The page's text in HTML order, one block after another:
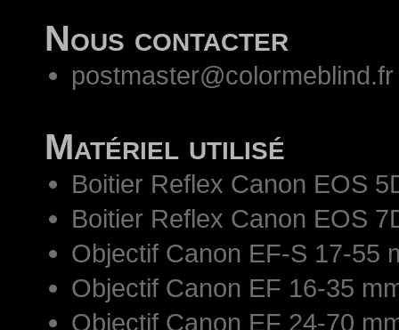
Nous contacter
postmaster@colormeblind.fr
Matériel utilisé
Boitier Reflex Canon EOS
Boitier Reflex Canon EOS
Objectif Canon EF-S 17-55
Objectif Canon EF 16-35
Objectif Canon EF 24-70